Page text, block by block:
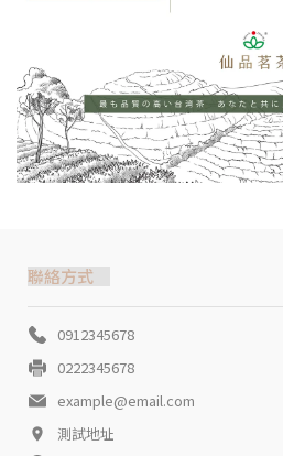
聯絡方式
0912345678
0222345678
example@email.com
測試地址